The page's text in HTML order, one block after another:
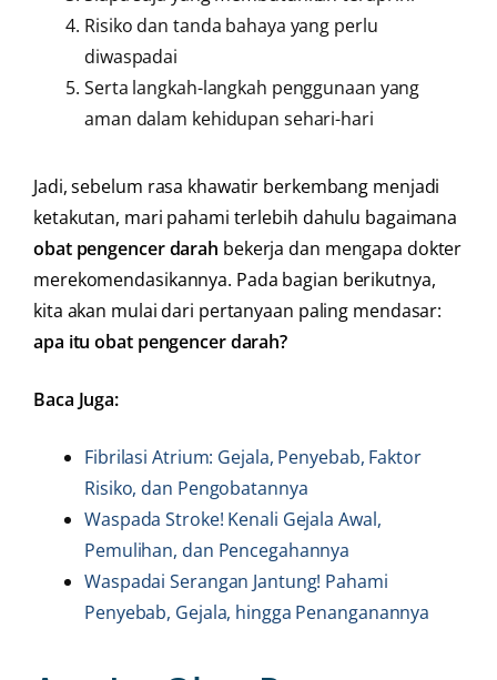
Risiko dan tanda bahaya yang perlu
diwaspadai
Serta langkah-langkah penggunaan yang
aman dalam kehidupan sehari-hari
Jadi, sebelum rasa khawatir berkembang menjadi
ketakutan, mari pahami terlebih dahulu bagaimana
obat pengencer darah bekerja dan mengapa dokter
merekomendasikannya. Pada bagian berikutnya,
kita akan mulai dari pertanyaan paling mendasar:
apa itu obat pengencer darah?
Baca Juga:
Fibrilasi Atrium: Gejala, Penyebab, Faktor
Risiko, dan Pengobatannya
Waspada Stroke! Kenali Gejala Awal,
Pemulihan, dan Pencegahannya
Waspadai Serangan Jantung! Pahami
Penyebab, Gejala, hingga Penanganannya